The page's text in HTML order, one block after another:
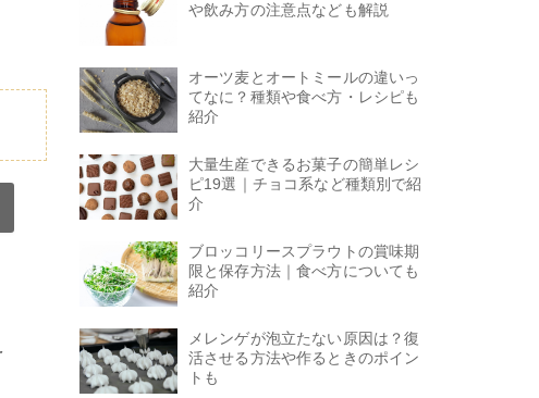
や飲み方の注意点なども解説
オーツ麦とオートミールの違いっ
てなに？種類や食べ方・レシピも
紹介
大量生産できるお菓子の簡単レシ
ピ19選｜チョコ系など種類別で紹
介
ブロッコリースプラウトの賞味期
限と保存方法｜食べ方についても
紹介
メレンゲが泡立たない原因は？復
活させる方法や作るときのポイン
トも